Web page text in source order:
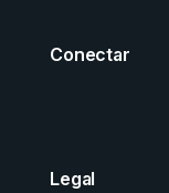
Conectar
Legal